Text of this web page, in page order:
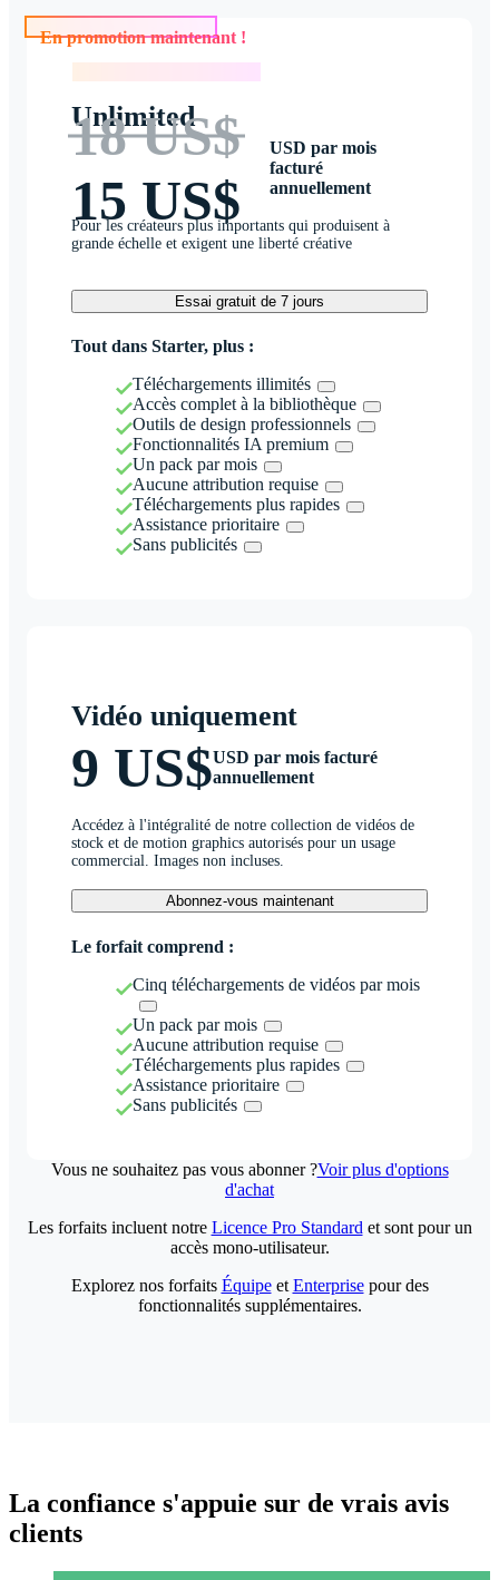
En promotion maintenant !
Unlimited
18 US$
15 US$
USD par mois
facturé
annuellement
Pour les créateurs plus importants qui produisent à
grande échelle et exigent une liberté créative
Essai gratuit de 7 jours
Tout dans Starter, plus :
Téléchargements illimités
Accès complet à la bibliothèque
Outils de design professionnels
Fonctionnalités IA premium
Un pack par mois
Aucune attribution requise
Téléchargements plus rapides
Assistance prioritaire
Sans publicités
Vidéo uniquement
9 US$USD par mois facturé
annuellement
Accédez à l'intégralité de notre collection de vidéos de
stock et de motion graphics autorisés pour un usage
commercial. Images non incluses.
Abonnez-vous maintenant
Le forfait comprend :
Cinq téléchargements de vidéos par mois
Un pack par mois
Aucune attribution requise
Téléchargements plus rapides
Assistance prioritaire
Sans publicités
Vous ne souhaitez pas vous abonner ?Voir plus d'options
d'achat
Les forfaits incluent notre Licence Pro Standard et sont pour un
accès mono-utilisateur.
Explorez nos forfaits Équipeet Enterprisepour des
fonctionnalités supplémentaires.
La confiance s'appuie sur de vrais avis
clients